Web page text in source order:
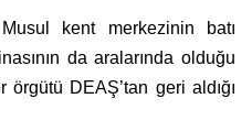
kent merkezinin batı
da aralarında olduğu
örgütü DEAŞ’tan geri aldığı